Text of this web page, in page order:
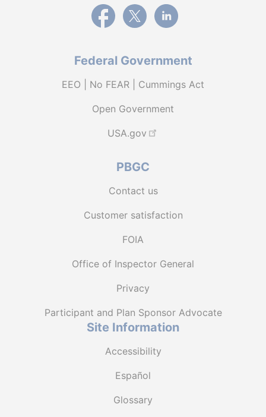
External link to PBGC's Facebook page
External link to PBGC's X feed
External link to PBGC's
Federal Government
EEO | No FEAR | Cummings Act
Open Government
USA.gov
PBGC
Contact us
Customer satisfaction
FOIA
Office of Inspector General
Privacy
Participant and Plan Sponsor Advocate
Site Information
Accessibility
Español
Glossary